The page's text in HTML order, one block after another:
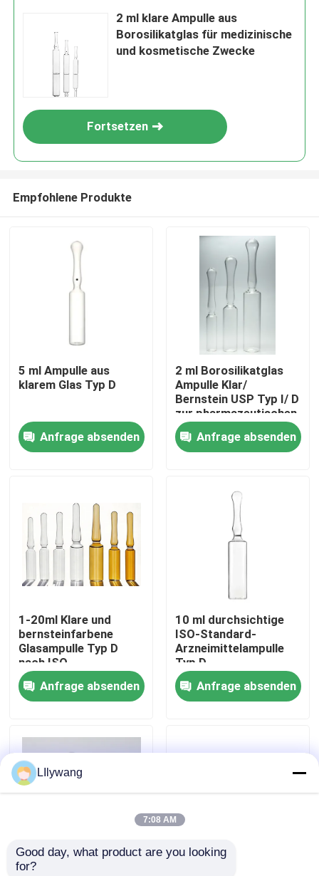
Produkte
Über uns
Qualitätskontrolle
Kontakt mit uns
blog
Fläschchen aus Borosilikatglas
Röhrenglasphiolen
2 ml klare Ampulle aus
Borosilikatglas für medizinische
und kosmetische Zwecke
Fortsetzen
Empfohlene Produkte
5 ml Ampulle aus
klarem Glas Typ D
Anfrage absenden
2 ml Borosilikatglas
Ampulle Klar/
Bernstein USP Typ I/ D
zur pharmazeutischen
Injektion
Anfrage absenden
1-20ml Klare und
bernsteinfarbene
Glasampulle Typ D
nach ISO
Anfrage absenden
10 ml durchsichtige
ISO-Standard-
Arzneimittelampulle
Typ D
Anfrage absenden
Ampulle aus klarem
LIlywang
7:08 AM
Good day, what product are you looking
for?